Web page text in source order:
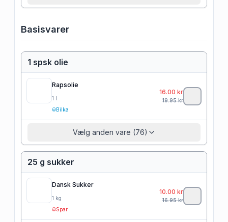
Basisvarer
1 spsk olie
Rapsolie
1 l
Bilka
16.00 kr
19.95kr
Vælg anden vare (76)
25 g sukker
Dansk Sukker
1 kg
Spar
10.00 kr
16.95kr